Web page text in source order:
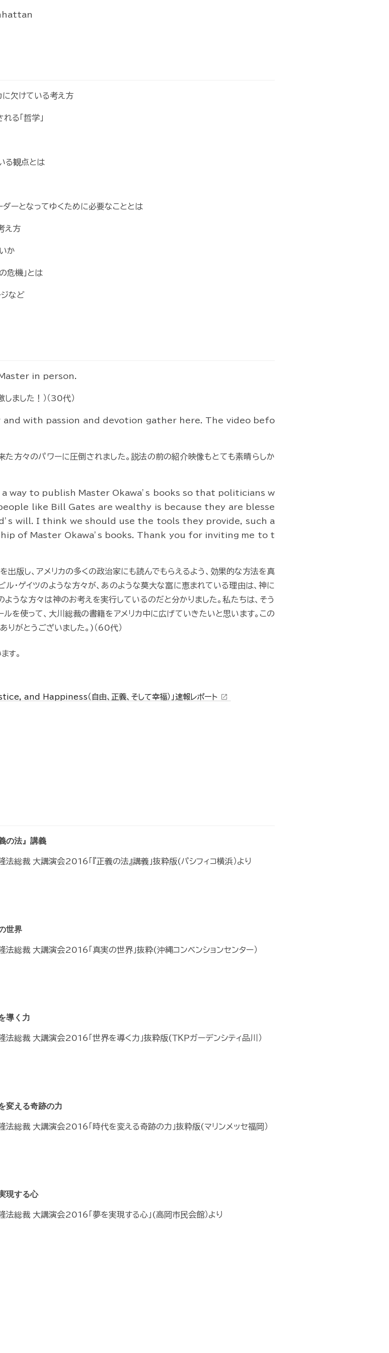
に欠けている考え方
る「哲学」
る観点とは
ーとなってゆくために必要なこととは
え方
か
危機」とは
ジなど
in person.
ました！）（30代）
and with passion and devotion gather here. The video befo
た方々のパワーに圧倒されました。説法の前の紹介映像もとても素晴らしか
way to publish Master Okawa’s books so that politicians w
like Bill Gates are wealthy is because they are blesse
will. I think we should use the tools they provide, such a
of Master Okawa’s books. Thank you for inviting me to t
出版し、アメリカの多くの政治家にも読んでもらえるよう、効果的な方法を真
・ゲイツのような方々が、あのような莫大な富に恵まれている理由は、神に
うな方々は神のお考えを実行しているのだと分かりました。私たちは、そう
ルを使って、大川総裁の書籍をアメリカ中に広げていきたいと思います。この
がとうございました。)（60代）
す。
and Happiness（自由、正義、そして幸福）」速報レポート open_in_new
の法』講義
法総裁 大講演会2016「『正義の法』講義」抜粋版(パシフィコ横浜）より
世界
法総裁 大講演会2016「真実の世界」抜粋(沖縄コンベンションセンター）
導く力
法総裁 大講演会2016「世界を導く力」抜粋版(ＴＫＰガーデンシティ品川）
変える奇跡の力
法総裁 大講演会2016「時代を変える奇跡の力」抜粋版(マリンメッセ福岡）
現する心
法総裁 大講演会2016「夢を実現する心」(高岡市民会館）より